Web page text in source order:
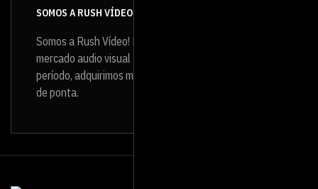
SOMOS A RUSH VÍDEO
Somos a Rush Vídeo! Produtora de vídeo que atua no
mercado audio visual
período, adquirimos muita experiência e infraestrutura
de ponta.